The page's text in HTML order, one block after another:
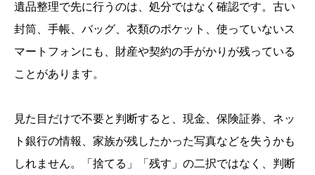
遺品整理で先に行うのは、処分ではなく確認です。古い
封筒、手帳、バッグ、衣類のポケット、使っていないス
マートフォンにも、財産や契約の手がかりが残っている
ことがあります。
見た目だけで不要と判断すると、現金、保険証券、ネッ
ト銀行の情報、家族が残したかった写真などを失うかも
しれません。「捨てる」「残す」の二択ではなく、判断